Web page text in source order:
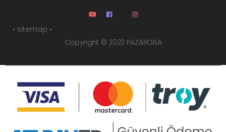
Copyright © 2023 PAZAROBA
• sitemap •